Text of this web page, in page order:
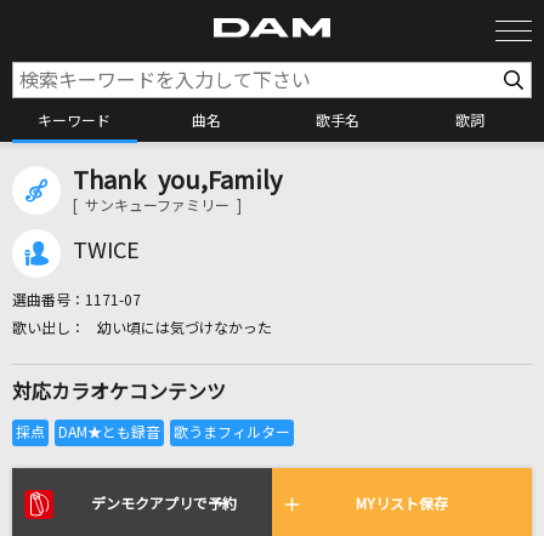
キーワード 曲名 歌手名 歌詞
カラオケ検索
全国りれき
リアルタイムで歌われている曲の一覧
Thank you,Family
[ サンキューファミリー ]
TWICE
選曲番号： 1171-07
幼い頃には気づけなかった
対応カラオケコンテンツ
デンモクアプリで予約 MYリスト保存